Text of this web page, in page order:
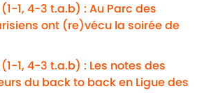
1, 4-3 t.a.b) : Au Parc des
ont (re)vécu la soirée de
1, 4-3 t.a.b) : Les notes des
du back to back en Ligue des